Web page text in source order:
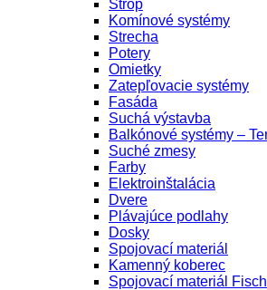
Strop
Komínové systémy
Strecha
Potery
Omietky
Zatepľovacie systémy
Fasáda
Suchá výstavba
Balkónové systémy –
Suché zmesy
Farby
Elektroinštalácia
Dvere
Plávajúce podlahy
Dosky
Spojovací materiál
Kamenný koberec
Spojovací materiál